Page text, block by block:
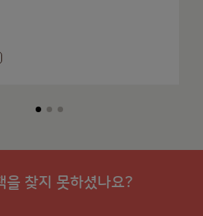
을 찾지 못하셨나요?